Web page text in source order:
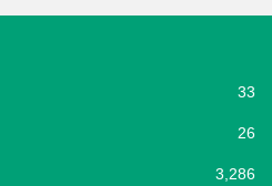
33
26
3,286